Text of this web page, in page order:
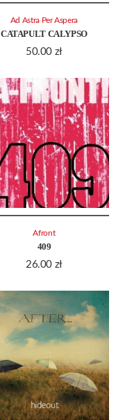
CATAPULT CALYPSO
50.00 zł
Ad Astra Per Aspera
409
26.00 zł
Afront